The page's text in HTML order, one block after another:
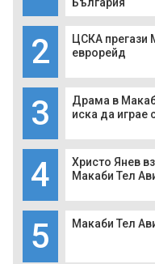
2
ЦСКА прегази
еврорейд
3
Драма в
иска да
4
Христо Янев
Макаби Тел
5 Макаби Тел